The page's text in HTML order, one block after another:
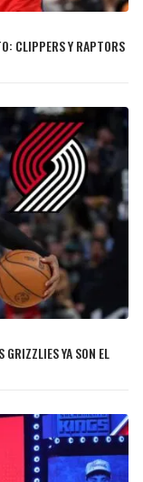
CLIPPERS Y RAPTORS
YA SON EL